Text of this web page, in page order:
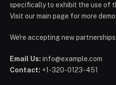
specifically to exhibit the use of
Visit our main page for more
We're accepting new
Email Us: info@example.com
Contact: +1-320-0123-451